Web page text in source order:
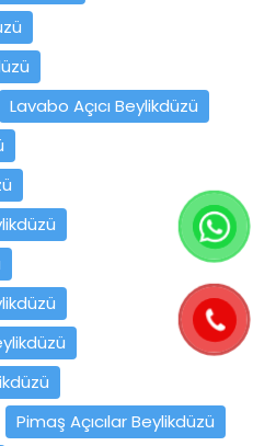
Lavabo Açıcı Beylikdüzü
Pimaş Açıcılar Beylikdüzü